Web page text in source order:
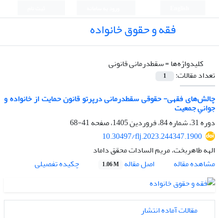
فقه و حقوق خانواده
کلیدواژه‌ها =سقط‏درمانی قانونی
تعداد مقالات:
1
چالش‌های فقهی- حقوقی سقط‏درمانی درپرتو قانون حمایت از خانواده و
جوانیِ جمعیت
دوره 31، شماره 84، فروردین 1405، صفحه
41-68
10.30497/flj.2023.244347.1900
الهه طاهربخت، مریم السادات محقق داماد
مشاهده مقاله
اصل مقاله 1.06 M چکیده تفصیلی
مقالات آماده انتشار